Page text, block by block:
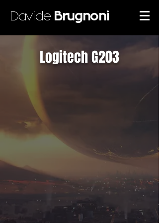
Davide Brugnoni
Logitech G203